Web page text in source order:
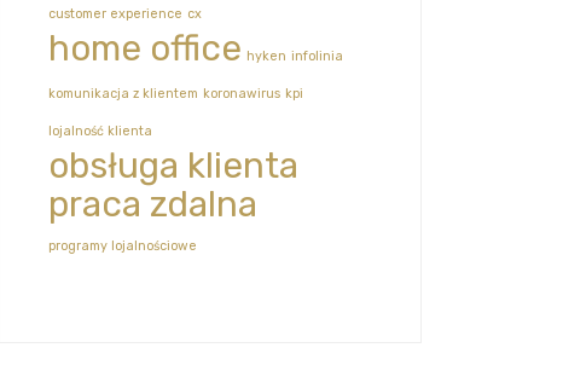
customer experience cx
home office hyken infolinia
komunikacja z klientem koronawirus kpi
lojalność klienta
obsługa klienta
praca zdalna
programy lojalnościowe